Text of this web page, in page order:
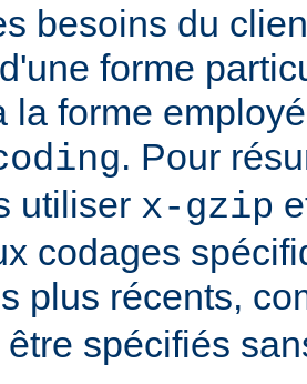
besoins du
forme
la forme
. Pour
utiliser x-gzip
codages
plus récents,
être spécifiés